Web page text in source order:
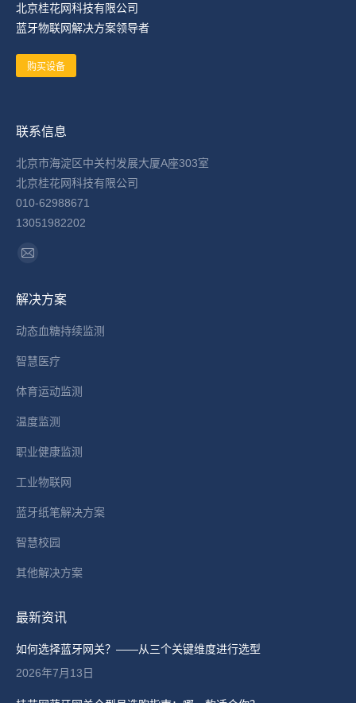
北京桂花网科技有限公司
蓝牙物联网解决方案领导者
购买设备
联系信息
北京市海淀区中关村发展大厦A座303室
北京桂花网科技有限公司
010-62988671
13051982202
找到我们：
Mail
opens
in
window
解决方案
动态血糖持续监测
智慧医疗
体育运动监测
温度监测
职业健康监测
工业物联网
蓝牙纸笔解决方案
智慧校园
其他解决方案
最新资讯
如何选择蓝牙网关？——从三个关键维度进行选型
2026年7月13日